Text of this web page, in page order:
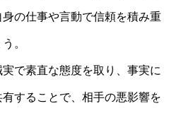
の仕事や言動で信頼を積み重
。
で素直な態度を取り、事実に
することで、相手の悪影響を